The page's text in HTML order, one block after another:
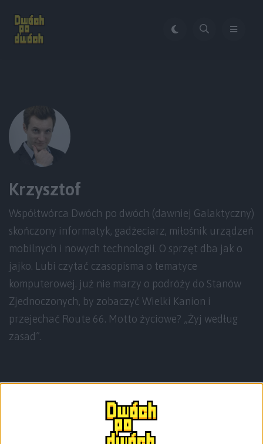
Krzysztof
Współtwórca Dwóch po dwóch (dawniej Galaktyczny)
skończony informatyk, gadżeciarz, miłośnik urządzeń
mobilnych i nowych technologii. O sprzęt dba jak o
jajko. Lubi czytać czasopisma o tematyce
komputerowej. już nie marzy o podróży do Stanów
Zjednoczonych, by zobaczyć Wielki Kanion i
przejechać Route 66. Motto życiowe? „Żyj według
zasad”.